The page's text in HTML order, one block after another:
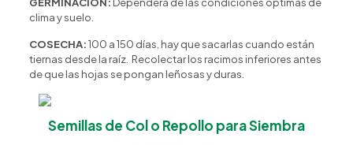
clima y suelo.
COSECHA:100 a 150 días, hay que sacarlas cuando están
tiernas desde la raíz. Recolectar los racimos inferiores antes
de que las hojas se pongan leñosas y duras.
Semillas de Col o Repollo para Siembra